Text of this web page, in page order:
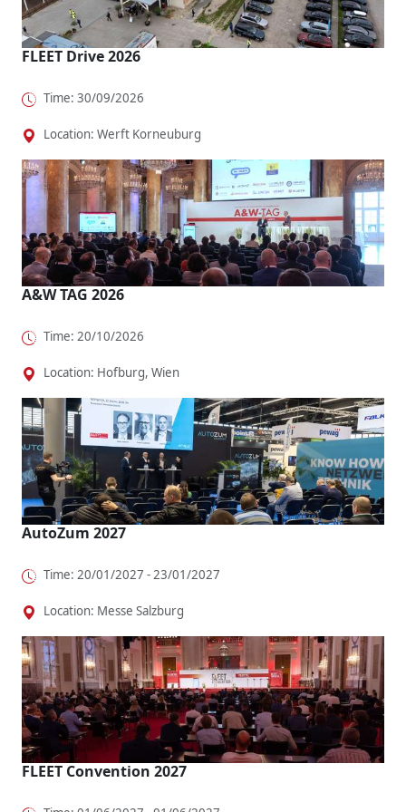
FLEET Drive 2026
Time: 30/09/2026
Location: Werft Korneuburg
A&W TAG 2026
Time: 20/10/2026
Location: Hofburg, Wien
AutoZum 2027
Time: 20/01/2027 - 23/01/2027
Location: Messe Salzburg
FLEET Convention 2027